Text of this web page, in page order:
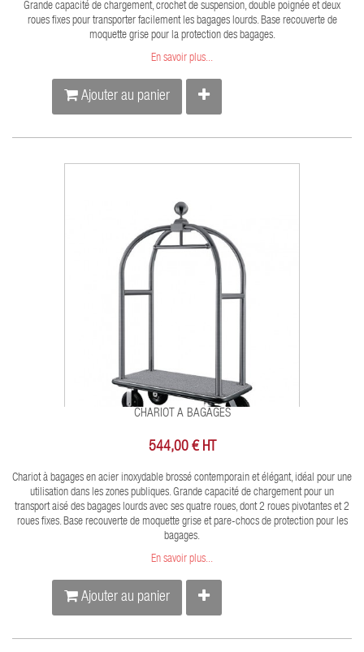
Grande capacité de chargement, crochet de suspension, double poignée et deux
roues fixes pour transporter facilement les bagages lourds. Base recouverte de
moquette grise pour la protection des bagages.
En savoir plus...
Ajouter au panier
CHARIOT A BAGAGES
544,00 € HT
Chariot à bagages en acier inoxydable brossé contemporain et élégant, idéal pour une
utilisation dans les zones publiques. Grande capacité de chargement pour un
transport aisé des bagages lourds avec ses quatre roues, dont 2 roues pivotantes et 2
roues fixes. Base recouverte de moquette grise et pare-chocs de protection pour les
bagages.
En savoir plus...
Ajouter au panier